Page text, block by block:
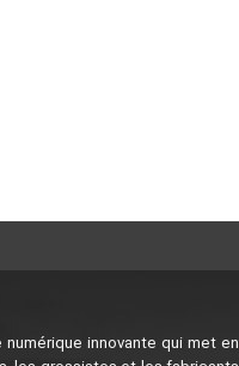
innovante qui met en